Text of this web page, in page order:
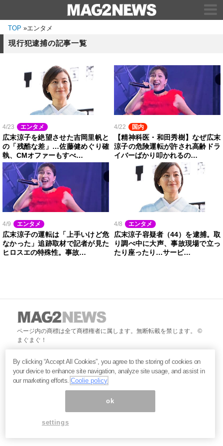
TOP »エンタメ
現行犯逮捕の記事一覧
4/23 エンタメ
広末涼子を絶望させた吉岡里帆と
の「残酷な差」…佐藤健めぐり確
執、CMオファーもすべ…
4/22 国内
【精神科医・和田秀樹】なぜ広末
涼子の危険運転が許され高齢ドラ
イバーばかり叩かれるの…
4/9 エンタメ
広末涼子の運転は「上手いけど危
なかった」追跡取材で記者が見た
ヒロスエの特殊性。事故…
4/8 エンタメ
広末涼子容疑者（44）を逮捕。取
り調べ中に大声、事故現場で立っ
たり座ったり…サービ…
ページ内の商標は全て商標権者に属します。無断転載を禁じます。 ©
まぐまぐ！
By clicking “Accept All Cookies”, you agree to the storing of cookies on
your device to enhance site navigation, analyze site usage, and assist in
our marketing efforts.Coolie policy
ok
settings